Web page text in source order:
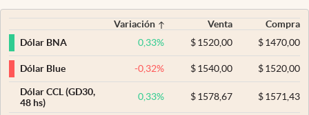
Variación Venta
Compra
Dólar BNA
0,33% $ 1520,00 $1470,00
Dólar Blue -0,32% $ 1540,00 $1520,00
Dólar CCL (GD30,
48 hs)
0,33% $ 1578,67 $1571,43